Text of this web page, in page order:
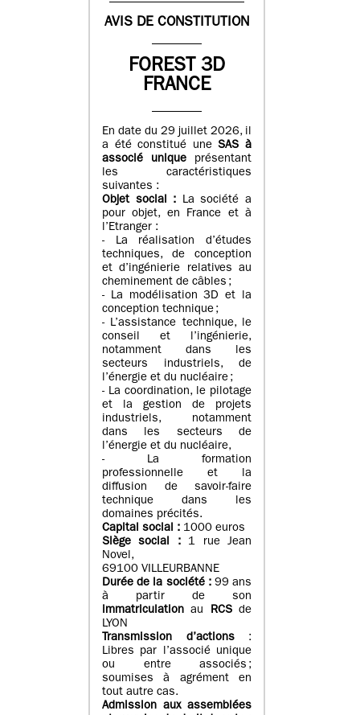
AVIS DE CONSTITUTION
FOREST 3D
FRANCE
En date du 29 juillet 2026, il
a été constitué uneSAS à
associé unique présentant
les caractéristiques
suivantes :
Objet social : La société a
pour objet, en France et à
l’Etranger :
- La réalisation d’études
techniques, de conception
et d’ingénierie relatives au
cheminement de câbles ;
- La modélisation 3D et la
conception technique ;
- L’assistance technique, le
conseil et l’ingénierie,
notamment dans les
secteurs industriels, de
l’énergie et du nucléaire ;
- La coordination, le pilotage
et la gestion de projets
industriels, notamment
dans les secteurs de
l’énergie et du nucléaire,
- La formation
professionnelle et la
diffusion de savoir-faire
technique dans les
domaines précités.
Capital social : 1000 euros
Siège social :1 rue Jean
Novel,
69100 VILLEURBANNE
Durée de la société :99 ans
à partir de son
immatriculation au RCSde
LYON
Transmission d’actions:
Libres par l’associé unique
ou entre associés ;
soumises à agrément en
tout autre cas.
Admission aux assemblées